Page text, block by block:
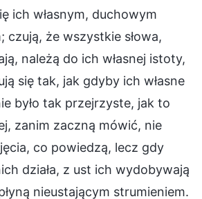
ich własnym, duchowym
czują, że wszystkie słowa,
należą do ich własnej istoty,
się tak, jak gdyby ich własne
było tak przejrzyste, jak to
zanim zaczną mówić, nie
co powiedzą, lecz gdy
działa, z ust ich wydobywają
nieustającym strumieniem.